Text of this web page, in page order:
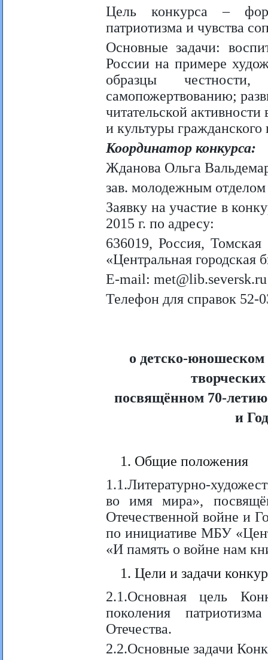
Цель конкурса –
патриотизма и чувства
Основные задачи:
России на примере
образцы
самопожертвованию;
читательской
и культуры
Координатор конкурса:
Жданова Ольга
зав. молодежным
Заявку на участие в
2015 г. по адресу:
636019, Россия,
«Центральная городская
E-mail: met@lib.seversk.ru
Телефон для справок 52-
о детско-юношеском
посвящённом 70-
и
Общие положения
1.1.Литературно-
во имя мира»,
Отечественной войне и
по инициативе МБУ
«И память о войне нам
Цели и задачи
2.1.Основная цель
поколения
Отечества.
2.2.Основные задачи